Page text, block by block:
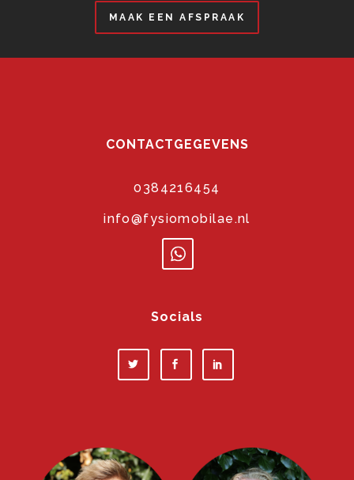
MAAK EEN AFSPRAAK
CONTACTGEGEVENS
0384216454
info@fysiomobilae.nl
Socials